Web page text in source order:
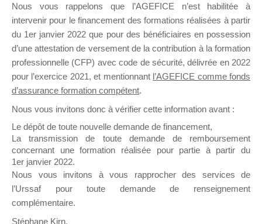
Ce groupe est destiné aux Organismes de
Formation qui souhaitent répondre à l’Appel à
Propositions Mallette du Dirigeant.
Ce groupe propose un forum dédié au support
sur lequel il est possible de laisser un message
ou poser une question.
NB : Il est nécessaire d’être
pouvoir rejoindre ce groupe
Nous vous rappelons que l’AGEFICE n’est habilitée à
intervenir pour le financement des formations réalisées à partir
du 1er janvier 2022 que pour des bénéficiaires en possession
d’une attestation de versement de la contribution à la formation
professionnelle (CFP) avec code de sécurité, délivrée en 2022
pour l’exercice 2021, et mentionnant l’AGEFICE comme fonds
d’assurance formation compétent.
Nous vous invitons donc à vérifier cette information avant :
Le dépôt de toute nouvelle demande de financement,
La transmission de toute demande de remboursement
concernant une formation réalisée pour partie à partir du
1er janvier 2022.
Nous vous invitons à vous rapprocher des services de
l’Urssaf pour toute demande de renseignement
complémentaire.
Stéphane Kirn,